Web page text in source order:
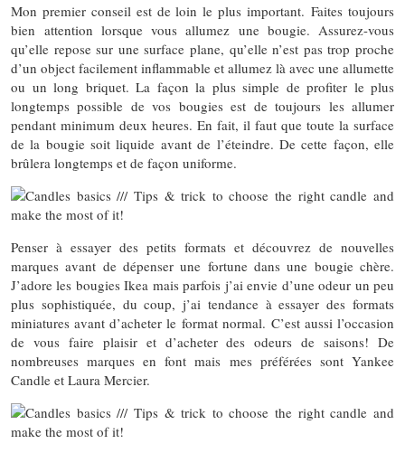
Mon premier conseil est de loin le plus important. Faites toujours
bien attention lorsque vous allumez une bougie. Assurez-vous
qu’elle repose sur une surface plane, qu’elle n’est pas trop proche
d’un object facilement inflammable et allumez là avec une allumette
ou un long briquet. La façon la plus simple de profiter le plus
longtemps possible de vos bougies est de toujours les allumer
pendant minimum deux heures. En fait, il faut que toute la surface
de la bougie soit liquide avant de l’éteindre. De cette façon, elle
brûlera longtemps et de façon uniforme.
Penser à essayer des petits formats et découvrez de nouvelles
marques avant de dépenser une fortune dans une bougie chère.
J’adore les bougies Ikea mais parfois j’ai envie d’une odeur un peu
plus sophistiquée, du coup, j’ai tendance à essayer des formats
miniatures avant d’acheter le format normal. C’est aussi l’occasion
de vous faire plaisir et d’acheter des odeurs de saisons! De
nombreuses marques en font mais mes préférées sont Yankee
Candle et Laura Mercier.